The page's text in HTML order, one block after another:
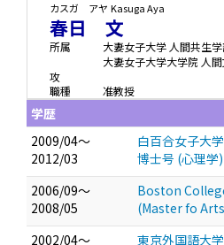
カスガ アヤ Kasuga Aya
春日 文
所属
大妻女子大学 人間共生
大妻女子大学大学院 人
攻
職種
准教授
学歴
2009/04～
2012/03
白百合女子大
博士号 (心理学)
2006/09～
2008/05
Boston
(Master fo
2002/04～
東京外国語大